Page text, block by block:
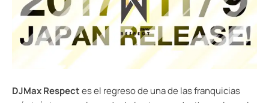
DJMax Respectes el regreso de una de las franquicias